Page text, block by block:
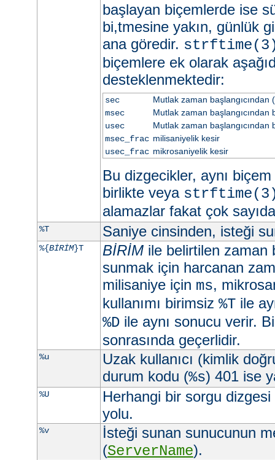
başlayan biçemlerde ise
bi,tmesine yakın, günlük
ana göredir.
biçemlere ek olarak
desteklenmektedir:
sec
Mutlak zaman başlangıcından
msec
Mutlak zaman başlangıcından
usec
Mutlak zaman başlangıcından
msec_frac milisaniyelik kesir
usec_frac mikrosaniyelik kesir
Bu dizgecikler, aynı
birlikte veya
alamazlar fakat çok
%T Saniye cinsinden, isteği
%{BİRİM}T BİRİMile belirtilen zaman
sunmak için harcanan
milisaniye için ms,
kullanımı birimsiz %Tile
%Dile aynı sonucu verir.
sonrasında geçerlidir.
%u
Uzak kullanıcı (kimlik
durum kodu (%s) 401 ise
%U
Herhangi bir sorgu
yolu.
%v
İsteği sunan sunucunun
(ServerName).